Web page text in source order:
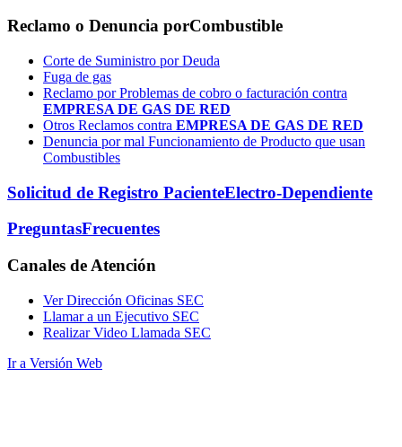
Reclamo o Denuncia porCombustible
Corte de Suministro por Deuda
Fuga de gas
Reclamo por Problemas de cobro o facturación contra
EMPRESA DE GAS DE RED
Otros Reclamos contra EMPRESA DE GAS DE RED
Denuncia por mal Funcionamiento de Producto que usan
Combustibles
Solicitud de Registro PacienteElectro-Dependiente
PreguntasFrecuentes
Canales de Atención
Ver Dirección Oficinas SEC
Llamar a un Ejecutivo SEC
Realizar Video Llamada SEC
Ir a Versión Web